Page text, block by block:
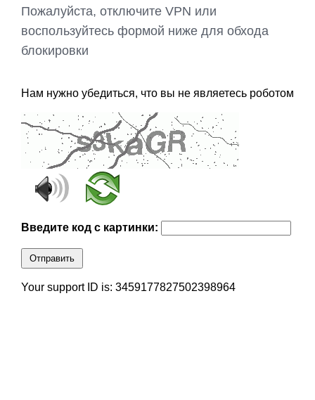
Пожалуйста, отключите VPN или
воспользуйтесь формой ниже для обхода
блокировки
Нам нужно убедиться, что вы не являетесь роботом
Введите код с картинки:
Отправить
Your support ID is: 3459177827502398964